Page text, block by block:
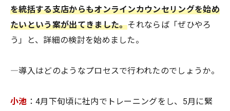
を統括する支店からもオンラインカウンセリングを始め
たいという案が出てきました。それならば「ぜひやろ
う」と、詳細の検討を始めました。
―導入はどのようなプロセスで行われたのでしょうか。
小池 ：4月下旬頃に社内でトレーニングをし、5月に緊